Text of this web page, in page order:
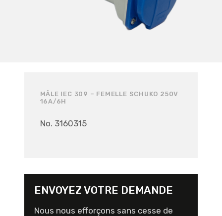
MÂLE IEC 309 – FEMELLE SCHUKO 250V
16A/6H
No. 3160315
ENVOYEZ VOTRE DEMANDE
Nous nous efforçons sans cesse de